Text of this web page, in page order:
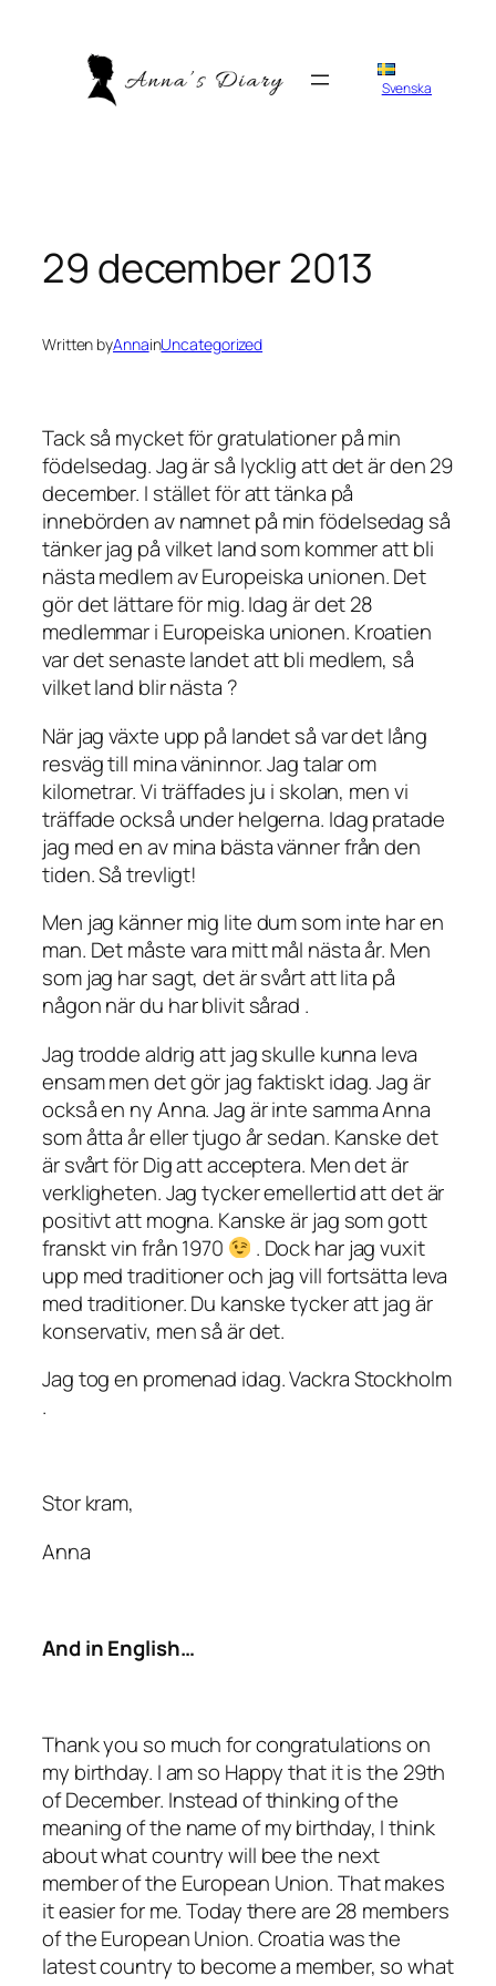
Svenska
29 december 2013
Written byAnnainUncategorized
Tack så mycket för gratulationer på min
födelsedag. Jag är så lycklig att det är den 29
december. I stället för att tänka på
innebörden av namnet på min födelsedag så
tänker jag på vilket land som kommer att bli
nästa medlem av Europeiska unionen. Det
gör det lättare för mig. Idag är det 28
medlemmar i Europeiska unionen. Kroatien
var det senaste landet att bli medlem, så
vilket land blir nästa ?
När jag växte upp på landet så var det lång
resväg till mina väninnor. Jag talar om
kilometrar. Vi träffades ju i skolan, men vi
träffade också under helgerna. Idag pratade
jag med en av mina bästa vänner från den
tiden. Så trevligt!
Men jag känner mig lite dum som inte har en
man. Det måste vara mitt mål nästa år. Men
som jag har sagt, det är svårt att lita på
någon när du har blivit sårad .
Jag trodde aldrig att jag skulle kunna leva
ensam men det gör jag faktiskt idag. Jag är
också en ny Anna. Jag är inte samma Anna
som åtta år eller tjugo år sedan. Kanske det
är svårt för Dig att acceptera. Men det är
verkligheten. Jag tycker emellertid att det är
positivt att mogna. Kanske är jag som gott
franskt vin från 1970
. Dock har jag vuxit
upp med traditioner och jag vill fortsätta leva
med traditioner. Du kanske tycker att jag är
konservativ, men så är det.
Jag tog en promenad idag. Vackra Stockholm
.
Stor kram,
Anna
And in English…
Thank you so much for congratulations on
my birthday. I am so Happy that it is the 29th
of December. Instead of thinking of the
meaning of the name of my birthday, I think
about what country will bee the next
member of the European Union. That makes
it easier for me. Today there are 28 members
of the European Union. Croatia was the
latest country to become a member, so what